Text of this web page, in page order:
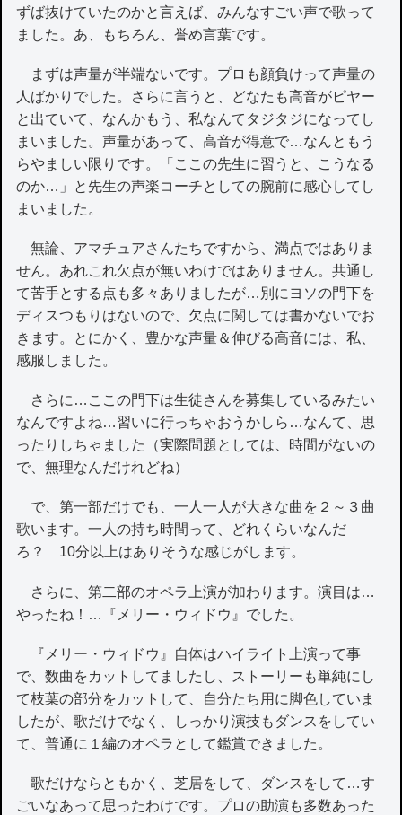
ずば抜けていたのかと言えば、みんなすごい声で歌って
ました。あ、もちろん、誉め言葉です。
まずは声量が半端ないです。プロも顔負けって声量の
人ばかりでした。さらに言うと、どなたも高音がピヤー
と出ていて、なんかもう、私なんてタジタジになってし
まいました。声量があって、高音が得意で…なんともう
らやましい限りです。「ここの先生に習うと、こうなる
のか…」と先生の声楽コーチとしての腕前に感心してし
まいました。
無論、アマチュアさんたちですから、満点ではありま
せん。あれこれ欠点が無いわけではありません。共通し
て苦手とする点も多々ありましたが…別にヨソの門下を
ディスつもりはないので、欠点に関しては書かないでお
きます。とにかく、豊かな声量＆伸びる高音には、私、
感服しました。
さらに…ここの門下は生徒さんを募集しているみたい
なんですよね…習いに行っちゃおうかしら…なんて、思
ったりしちゃました（実際問題としては、時間がないの
で、無理なんだけれどね）
で、第一部だけでも、一人一人が大きな曲を２～３曲
歌います。一人の持ち時間って、どれくらいなんだ
ろ？ 10分以上はありそうな感じがします。
さらに、第二部のオペラ上演が加わります。演目は…
やったね！…『メリー・ウィドウ』でした。
『メリー・ウィドウ』自体はハイライト上演って事
で、数曲をカットしてましたし、ストーリーも単純にし
て枝葉の部分をカットして、自分たち用に脚色していま
したが、歌だけでなく、しっかり演技もダンスをしてい
て、普通に１編のオペラとして鑑賞できました。
歌だけならともかく、芝居をして、ダンスをして…す
ごいなあって思ったわけです。プロの助演も多数あった